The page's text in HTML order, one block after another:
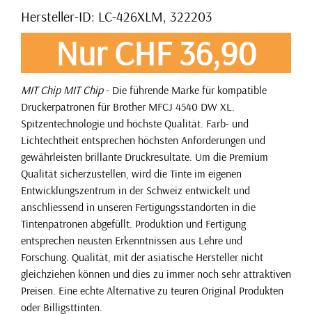
Hersteller-ID: LC-426XLM, 322203
Nur CHF 36,90
MIT Chip MIT Chip- Die führende Marke für kompatible
Druckerpatronen für Brother MFCJ 4540 DW XL.
Spitzentechnologie und höchste Qualität. Farb- und
Lichtechtheit entsprechen höchsten Anforderungen und
gewährleisten brillante Druckresultate. Um die Premium
Qualität sicherzustellen, wird die Tinte im eigenen
Entwicklungszentrum in der Schweiz entwickelt und
anschliessend in unseren Fertigungsstandorten in die
Tintenpatronen abgefüllt. Produktion und Fertigung
entsprechen neusten Erkenntnissen aus Lehre und
Forschung. Qualität, mit der asiatische Hersteller nicht
gleichziehen können und dies zu immer noch sehr attraktiven
Preisen. Eine echte Alternative zu teuren Original Produkten
oder Billigsttinten.